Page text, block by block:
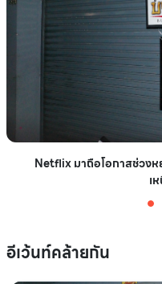
Netflix มาถือโอกาสช่วง
เ
อีเว้นท์คล้ายกัน